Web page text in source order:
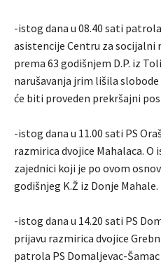
-istog dana u 08.40 sati
asistencije Centru za socijalni
prema 63 godišnjem D.P. iz
narušavanja jrim lišila
će biti proveden prekršajni
-istog dana u 11.00 sati PS
razmirica dvojice Mahalaca.
zajednici koji je po ovom
godišnjeg K.Ž iz Donje Mahale.
-istog dana u 14.20 sati PS
prijavu razmirica dvojice
patrola PS Domaljevac-